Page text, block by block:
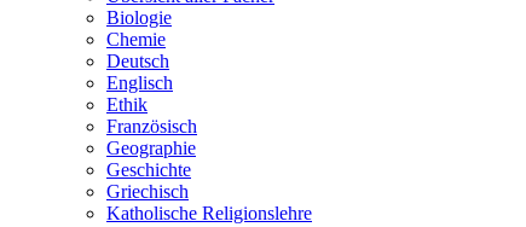
Biologie
Chemie
Deutsch
Englisch
Ethik
Französisch
Geographie
Geschichte
Griechisch
Katholische Religionslehre